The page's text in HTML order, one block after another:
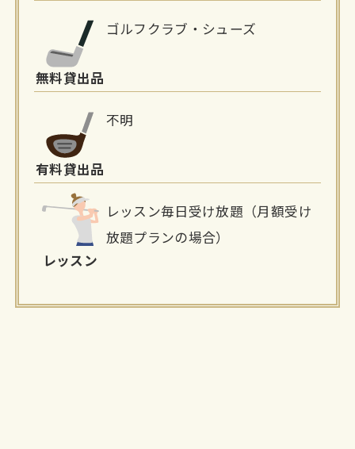
無料貸出品
ゴルフクラブ・シューズ
有料貸出品
不明
レッスン
レッスン毎日受け放題（月額受け
放題プランの場合）